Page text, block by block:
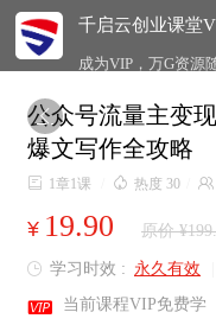
千启云创业课堂
成为VIP，万G资源

公众号流量主变
爆文写作全攻略
 1章1课  热度 30 
¥ 19.90 原价
 学习时效 : 永久有效
 当前课程VIP免费学